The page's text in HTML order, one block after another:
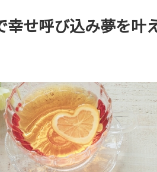
幸せ呼び込み夢を叶